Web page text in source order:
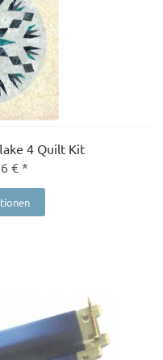
4 Quilt Kit
€ *